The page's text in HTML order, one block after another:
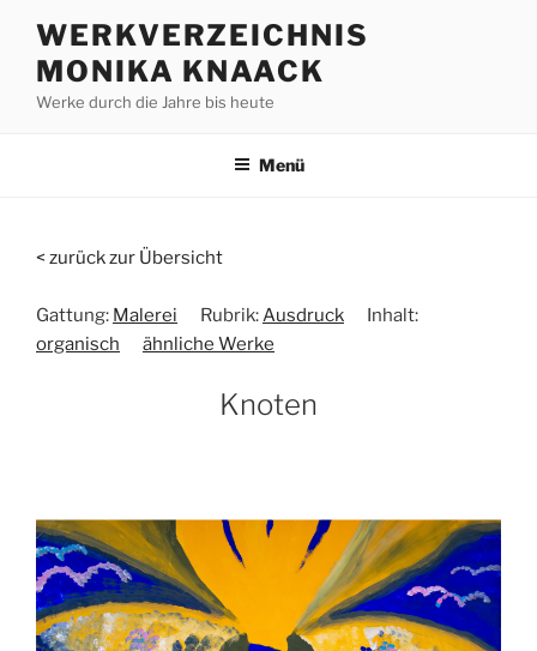
Inhalt
springen
WERKVERZEICHNIS
MONIKA KNAACK
Werke durch die Jahre bis heute
Menü
< zurück zur Übersicht
Gattung: Malerei Rubrik: Ausdruck
Inhalt:
organisch
ähnliche Werke
Knoten